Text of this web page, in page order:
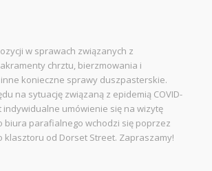
w sprawach związanych z
chrztu, bierzmowania i
inne konieczne sprawy duszpasterskie.
na sytuację związaną z epidemią COVID-
indywidualne umówienie się na wizytę
biura parafialnego wchodzi się poprzez
klasztoru od Dorset Street. Zapraszamy!